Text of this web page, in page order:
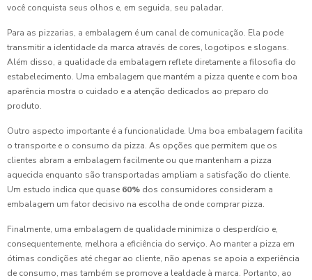
você conquista seus olhos e, em seguida, seu paladar.
Para as pizzarias, a embalagem é um canal de comunicação. Ela pode
transmitir a identidade da marca através de cores, logotipos e slogans.
Além disso, a qualidade da embalagem reflete diretamente a filosofia do
estabelecimento. Uma embalagem que mantém a pizza quente e com boa
aparência mostra o cuidado e a atenção dedicados ao preparo do
produto.
Outro aspecto importante é a funcionalidade. Uma boa embalagem facilita
o transporte e o consumo da pizza. As opções que permitem que os
clientes abram a embalagem facilmente ou que mantenham a pizza
aquecida enquanto são transportadas ampliam a satisfação do cliente.
Um estudo indica que quase 60% dos consumidores consideram a
embalagem um fator decisivo na escolha de onde comprar pizza.
Finalmente, uma embalagem de qualidade minimiza o desperdício e,
consequentemente, melhora a eficiência do serviço. Ao manter a pizza em
ótimas condições até chegar ao cliente, não apenas se apoia a experiência
de consumo, mas também se promove a lealdade à marca. Portanto, ao